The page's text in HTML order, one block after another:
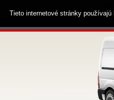
Tieto internetové stránky